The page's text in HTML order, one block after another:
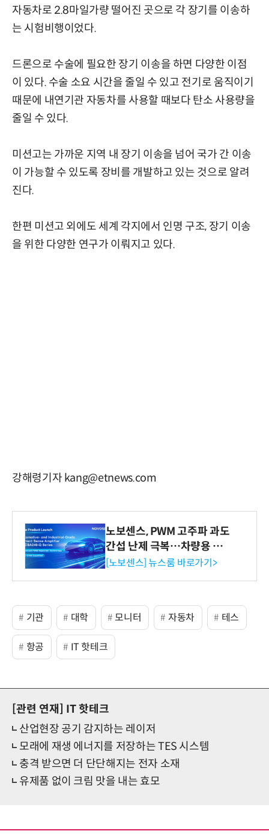
자동차로 2.8마일가량 떨어진 곳으로 각 장기를 이송하
는 시험비행이었다.
드론으로 수술에 필요한 장기 이송을 하면 다양한 이점
이 있다. 수술 소요 시간을 줄일 수 있고 전기로 움직이기
때문에 내연기관 자동차를 사용할 때보다 탄소 사용량을
줄일 수 있다.
미션고는 가까운 지역 내 장기 이송을 넘어 국가 간 이송
이 가능할 수 있도록 장비를 개발하고 있는 것으로 알려
진다.
한편 미션고 외에도 세계 각지에서 인명 구조, 장기 이송
을 위한 다양한 연구가 이뤄지고 있다.
강해령기자 kang@etnews.com
노보센스, PWM 고주파 과도
간섭 난제 극복…차량용 전
류 감지 증폭기
[노보센스] 뉴스룸 바로가기>
기관 대학 모니터 자동차 테스
항공 IT 핫테크
[관련 연재]
IT 핫테크
산업현장 공기 감지하는 레이저
모래에 재생 에너지를 저장하는 TES 시스템
충격 받으면 더 단단해지는 전자 소재
유제품 없이 크림 맛을 내는 효모